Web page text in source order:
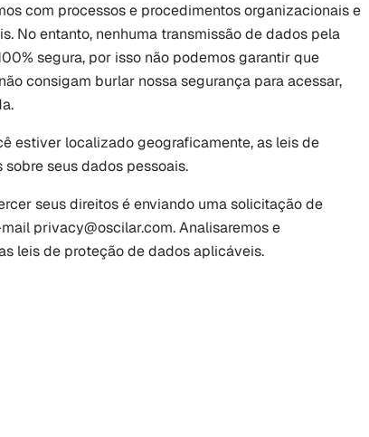
com processos e procedimentos organizacionais e
No entanto, nenhuma transmissão de dados pela
segura, por isso não podemos garantir que
consigam burlar nossa segurança para acessar,
estiver localizado geograficamente, as leis de
seus dados pessoais.
seus direitos é enviando uma solicitação de
privacy@oscilar.com. Analisaremos e
leis de proteção de dados aplicáveis.